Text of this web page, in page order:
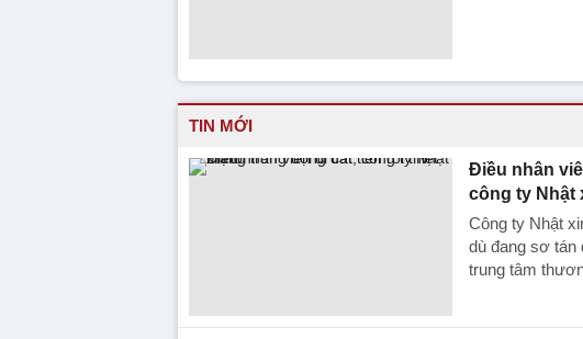
TIN MỚI
Điều nhân
công ty Nhật
Công ty Nhật
dù đang sơ tán
trung tâm